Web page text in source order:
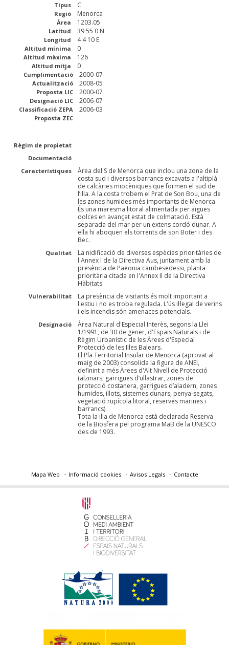
Tipus C
Regió Menorca
Àrea 1203.05
Latitud 39 55 0 N
Longitud 4 4 10 E
Altitud mínima 0
Altitud màxima 126
Altitud mitja 0
Cumplimentació 2000-07
Actualització 2008-05
Proposta LIC 2000-07
Designació LIC 2006-07
Classificació ZEPA 2006-03
Proposta ZEC
Règim de propietat
Documentació
Característiques
Àrea del S de Menorca que inclou una zona de la
costa sud i diversos barrancs excavats a l'altiplà
de calcàries miocèniques que formen el sud de
l’illa. A la costa trobem el Prat de Son Bou, una de
les zones humides més importants de Menorca.
És una maresma litoral alimentada per aigües
dolces en avançat estat de colmatació. Està
separada del mar per un extens cordó dunar. A
ella hi aboquen els torrents de son Boter i des
Bec.
Qualitat
La nidificació de diverses espècies prioritàries de
l'Annex I de la Directiva Aus, juntament amb la
presència de Paeonia cambesedessi, planta
prioritària citada en l'Annex II de la Directiva
Hàbitats.
Vulnerabilitat
La presència de visitants és molt important a
l'estiu i no es troba regulada. L'ús il·legal de verins
i els incendis són amenaces potencials.
Designació
Àrea Natural d'Especial Interès, segons la Llei
1/1991, de 30 de gener, d'Espais Naturals i de
Règim Urbanístic de les Àrees d'Especial
Protecció de les Illes Balears.
El Pla Territorial Insular de Menorca (aprovat al
maig de 2003) consolida la figura de ANEI,
definint a més Àrees d'Alt Nivell de Protecció
(alzinars, garrigues d’ullastrar, zones de
protecció costanera, garrigues d’aladern, zones
humides, illots, sistemes dunars, penya-segats,
vegetació rupícola litoral, reserves marines i
barrancs).
Tota la illa de Menorca està declarada Reserva
de la Biosfera pel programa MaB de la UNESCO
des de 1993.
Mapa Web Informació cookies Avisos Legals Contacte